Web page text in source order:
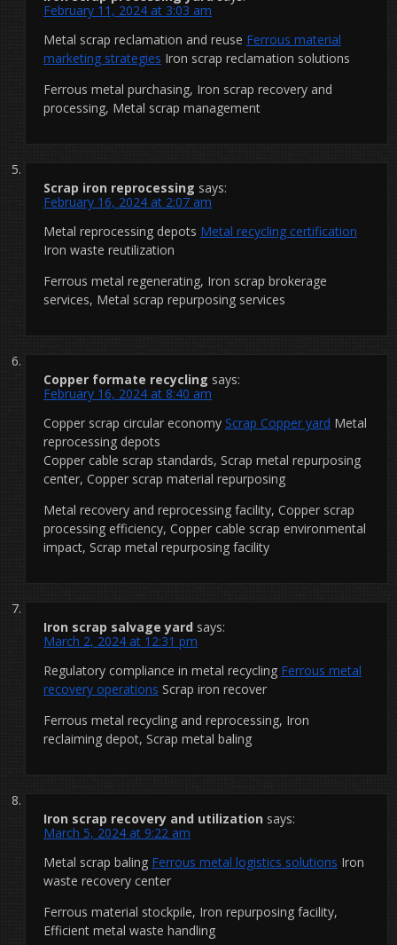
February 11, 2024 at 3:03 am
Metal scrap reclamation and reuse Ferrous material
marketing strategies Iron scrap reclamation solutions
Ferrous metal purchasing, Iron scrap recovery and
processing, Metal scrap management
Scrap iron reprocessing says:
February 16, 2024 at 2:07 am
Metal reprocessing depots Metal recycling certification
Iron waste reutilization
Ferrous metal regenerating, Iron scrap brokerage
services, Metal scrap repurposing services
Copper formate recycling says:
February 16, 2024 at 8:40 am
Copper scrap circular economy Scrap Copper yard Metal
reprocessing depots
Copper cable scrap standards, Scrap metal repurposing
center, Copper scrap material repurposing
Metal recovery and reprocessing facility, Copper scrap
processing efficiency, Copper cable scrap environmental
impact, Scrap metal repurposing facility
Iron scrap salvage yard says:
March 2, 2024 at 12:31 pm
Regulatory compliance in metal recycling Ferrous metal
recovery operations Scrap iron recover
Ferrous metal recycling and reprocessing, Iron
reclaiming depot, Scrap metal baling
Iron scrap recovery and utilization says:
March 5, 2024 at 9:22 am
Metal scrap baling Ferrous metal logistics solutions Iron
waste recovery center
Ferrous material stockpile, Iron repurposing facility,
Efficient metal waste handling